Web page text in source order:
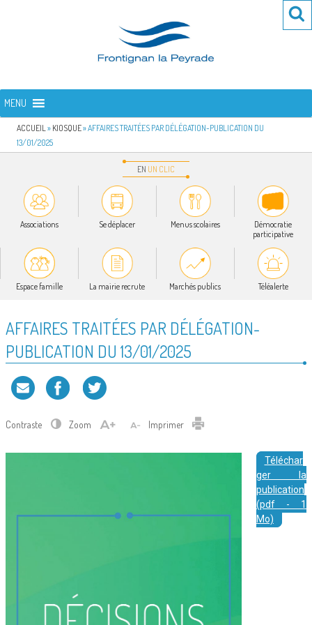
FRONTIGNAN LA PEYRADE
MENU
ACCUEIL » KIOSQUE»AFFAIRES TRAITÉES PAR DÉLÉGATION-PUBLICATION DU
13/01/2025
EN UN CLIC
Associations Se déplacer Menus scolaires
Démocratie
participative
Espace famille La mairie recrute Marchés publics Téléalerte
AFFAIRES TRAITÉES PAR DÉLÉGATION-
PUBLICATION DU 13/01/2025
Contraste Zoom Imprimer
Téléchar
ger la
publication
(pdf - 1
Mo)